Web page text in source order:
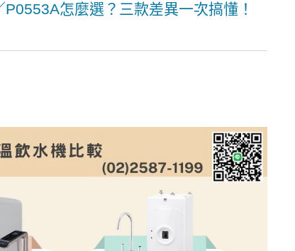
怎麼選？三款差異一次搞懂！